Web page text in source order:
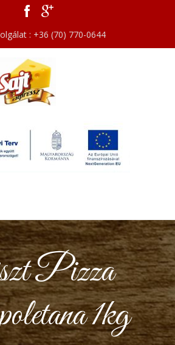
: +36 (70) 770-0644
Pizza
1kg